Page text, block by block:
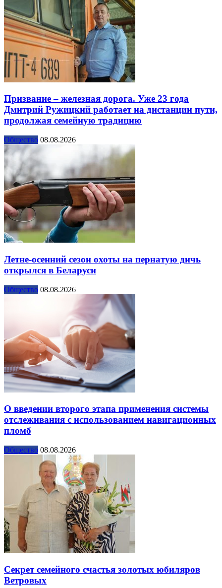
Призвание – железная дорога. Уже 23 года
Дмитрий Ружицкий работает на дистанции пути,
продолжая семейную традицию
Общество 08.08.2026
Летне-осенний сезон охоты на пернатую дичь
открылся в Беларуси
Общество 08.08.2026
О введении второго этапа применения системы
отслеживания с использованием навигационных
пломб
Общество 08.08.2026
Секрет семейного счастья золотых юбиляров
Ветровых